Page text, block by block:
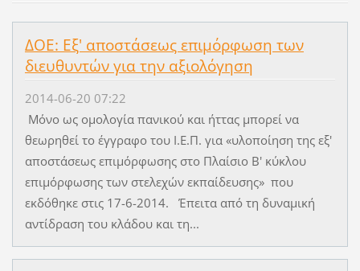
ΔΟΕ: Εξ' αποστάσεως επιμόρφωση των
διευθυντών για την αξιολόγηση
2014-06-20 07:22
Μόνο ως ομολογία πανικού και ήττας μπορεί να
θεωρηθεί το έγγραφο του Ι.Ε.Π. για «υλοποίηση της εξ'
αποστάσεως επιμόρφωσης στο Πλαίσιο Β' κύκλου
επιμόρφωσης των στελεχών εκπαίδευσης» που
εκδόθηκε στις 17-6-2014. Έπειτα από τη δυναμική
αντίδραση του κλάδου και τη...